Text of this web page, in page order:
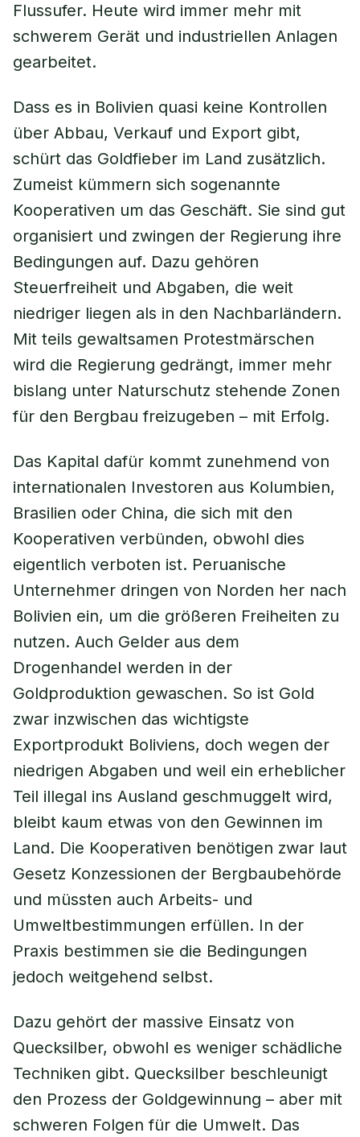
Flussufer. Heute wird immer mehr mit
schwerem Gerät und industriellen Anlagen
gearbeitet.
Dass es in Bolivien quasi keine Kontrollen
über Abbau, Verkauf und Export gibt,
schürt das Goldfieber im Land zusätzlich.
Zumeist kümmern sich sogenannte
Kooperativen um das Geschäft. Sie sind gut
organisiert und zwingen der Regierung ihre
Bedingungen auf. Dazu gehören
Steuerfreiheit und Abgaben, die weit
niedriger liegen als in den Nachbarländern.
Mit teils gewaltsamen Protestmärschen
wird die Regierung gedrängt, immer mehr
bislang unter Naturschutz stehende Zonen
für den Bergbau freizugeben – mit Erfolg.
Das Kapital dafür kommt zunehmend von
internationalen Investoren aus Kolumbien,
Brasilien oder China, die sich mit den
Kooperativen verbünden, obwohl dies
eigentlich verboten ist. Peruanische
Unternehmer dringen von Norden her nach
Bolivien ein, um die größeren Freiheiten zu
nutzen. Auch Gelder aus dem
Drogenhandel werden in der
Goldproduktion gewaschen. So ist Gold
zwar inzwischen das wichtigste
Exportprodukt Boliviens, doch wegen der
niedrigen Abgaben und weil ein erheblicher
Teil illegal ins Ausland geschmuggelt wird,
bleibt kaum etwas von den Gewinnen im
Land. Die Kooperativen benötigen zwar laut
Gesetz Konzessionen der Bergbaubehörde
und müssten auch Arbeits- und
Umweltbestimmungen erfüllen. In der
Praxis bestimmen sie die Bedingungen
jedoch weitgehend selbst.
Dazu gehört der massive Einsatz von
Quecksilber, obwohl es weniger schädliche
Techniken gibt. Quecksilber beschleunigt
den Prozess der Goldgewinnung – aber mit
schweren Folgen für die Umwelt. Das